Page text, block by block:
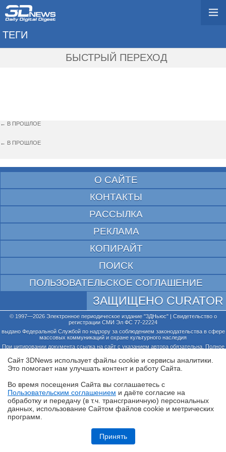
Обзор робота-уборщика Midea VCR V15 MAX ULTRA: не разменивайся
на мелочи (но не переплачивай)
ТЕГИ
БЫСТРЫЙ ПЕРЕХОД
← В ПРОШЛОЕ
← В ПРОШЛОЕ
О САЙТЕ
КОНТАКТЫ
РАССЫЛКА
РЕКЛАМА
КОПИРАЙТ
ПОИСК
ПОЛЬЗОВАТЕЛЬСКОЕ СОГЛАШЕНИЕ
ЗАЩИЩЕНО CURATOR
© 1997—2026 Электронное периодическое издание "3ДНьюс" | Свидетельство о
регистрации СМИ Эл ФС 77-22224
выдано Федеральной Службой по надзору за соблюдением законодательства в сфере
массовых коммуникаций и охране культурного наследия
При цитировании документа ссылка на сайт с указанием автора обязательна. Полное
российского и международного законодательства и возможно только с согласия
редакции 3DNews.
Сайт 3DNews использует файлы cookie и сервисы аналитики.
Это помогает нам улучшать контент и работу Cайта.
Во время посещения Cайта вы соглашаетесь с
Пользовательским соглашением и даёте согласие на
обработку и передачу (в т.ч. трансграничную) персональных
данных, использование Cайтом файлов cookie и метрических
программ.
Принять